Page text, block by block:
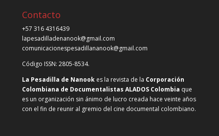
Contacto
+57 316 4316439
lapesadilladenanook@gmail.com
comunicacionespesadillananook@gmail.com
Código ISSN: 2805-8534.
La Pesadilla de Nanookes la revista de la Corporación
Colombiana de Documentalistas ALADOS Colombia que
es un organización sin ánimo de lucro creada hace veinte años
con el fin de reunir al gremio del cine documental colombiano.